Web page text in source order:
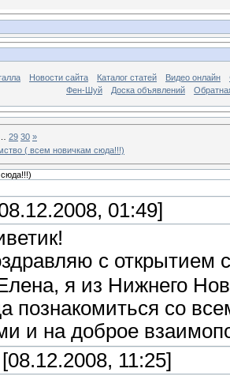
Новости сайта Каталог статей Видео онлайн
Фен-Шуй
Доска объявлений
29 30 »
( всем новичкам сюда!!!)
01:49]
с открытием
я из Нижнего
познакомиться со
и на доброе
[08.12.2008, 11:25]